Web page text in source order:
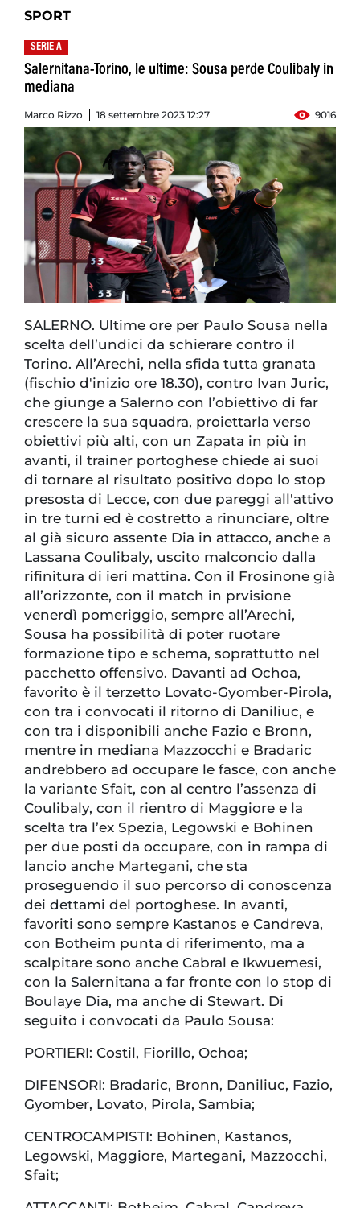
SPORT
SERIE A
Salernitana-Torino, le ultime: Sousa perde Coulibaly in
mediana
Marco Rizzo 18 settembre 2023 12:27 9016
SALERNO. Ultime ore per Paulo Sousa nella
scelta dell’undici da schierare contro il
Torino. All’Arechi, nella sfida tutta granata
(fischio d'inizio ore 18.30), contro Ivan Juric,
che giunge a Salerno con l’obiettivo di far
crescere la sua squadra, proiettarla verso
obiettivi più alti, con un Zapata in più in
avanti, il trainer portoghese chiede ai suoi
di tornare al risultato positivo dopo lo stop
presosta di Lecce, con due pareggi all'attivo
in tre turni ed è costretto a rinunciare, oltre
al già sicuro assente Dia in attacco, anche a
Lassana Coulibaly, uscito malconcio dalla
rifinitura di ieri mattina. Con il Frosinone già
all’orizzonte, con il match in prvisione
venerdì pomeriggio, sempre all’Arechi,
Sousa ha possibilità di poter ruotare
formazione tipo e schema, soprattutto nel
pacchetto offensivo. Davanti ad Ochoa,
favorito è il terzetto Lovato-Gyomber-Pirola,
con tra i convocati il ritorno di Daniliuc, e
con tra i disponibili anche Fazio e Bronn,
mentre in mediana Mazzocchi e Bradaric
andrebbero ad occupare le fasce, con anche
la variante Sfait, con al centro l’assenza di
Coulibaly, con il rientro di Maggiore e la
scelta tra l’ex Spezia, Legowski e Bohinen
per due posti da occupare, con in rampa di
lancio anche Martegani, che sta
proseguendo il suo percorso di conoscenza
dei dettami del portoghese. In avanti,
favoriti sono sempre Kastanos e Candreva,
con Botheim punta di riferimento, ma a
scalpitare sono anche Cabral e Ikwuemesi,
con la Salernitana a far fronte con lo stop di
Boulaye Dia, ma anche di Stewart. Di
seguito i convocati da Paulo Sousa:
PORTIERI: Costil, Fiorillo, Ochoa;
DIFENSORI: Bradaric, Bronn, Daniliuc, Fazio,
Gyomber, Lovato, Pirola, Sambia;
CENTROCAMPISTI: Bohinen, Kastanos,
Legowski, Maggiore, Martegani, Mazzocchi,
Sfait;